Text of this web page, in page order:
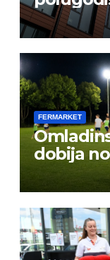
FERMARKET
dobija